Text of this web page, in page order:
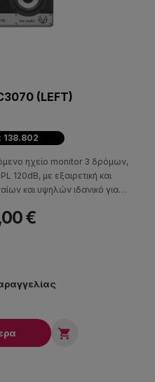
(LEFT)
138.802
ηχείο monitor 3 δρόμων,
120dB, με εξαιρετική και
και υψηλών ιδανικό για
€
